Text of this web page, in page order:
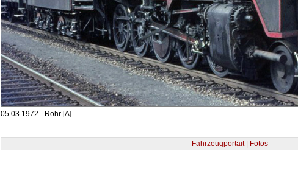
05.03.1972 - Rohr [A]
Fahrzeugportait | Fotos